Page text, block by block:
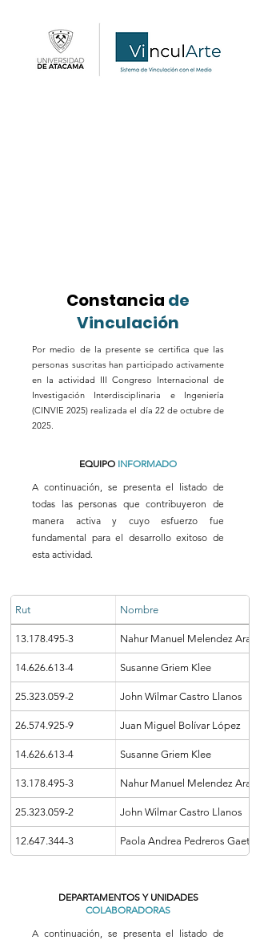
Constancia de
Vinculación
Por medio de la presente se certifica que las
personas suscritas han participado activamente
en la actividad III Congreso Internacional de
Investigación Interdisciplinaria e Ingeniería
(CINVIE 2025) realizada el día 22 de octubre de
2025.
EQUIPO INFORMADO
A continuación, se presenta el listado de
todas las personas que contribuyeron de
manera activa y cuyo esfuerzo fue
fundamental para el desarrollo exitoso de
esta actividad.
Rut Nombre
13.178.495-3 Nahur Manuel Melendez Araya
14.626.613-4 Susanne Griem Klee
25.323.059-2 John Wilmar Castro Llanos
26.574.925-9 Juan Miguel Bolívar López
14.626.613-4 Susanne Griem Klee
13.178.495-3 Nahur Manuel Melendez Araya
25.323.059-2 John Wilmar Castro Llanos
12.647.344-3 Paola Andrea Pedreros Gaete
DEPARTAMENTOS Y UNIDADES
COLABORADORAS
A continuación, se presenta el listado de